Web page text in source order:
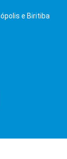
e Biritiba